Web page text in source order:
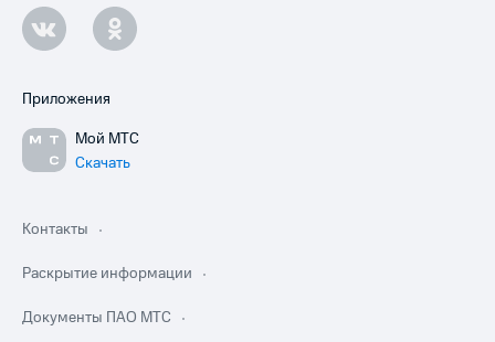
Приложения
Мой МТС
Скачать
Контакты
Раскрытие информации
Документы ПАО МТС